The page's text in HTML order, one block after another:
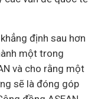
định sau hơn
một trong
và cho rằng một
sẽ là đóng góp